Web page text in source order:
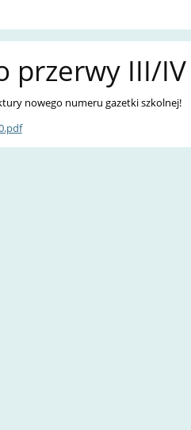
przerwy III/
nowego numeru gazetki szkolnej!